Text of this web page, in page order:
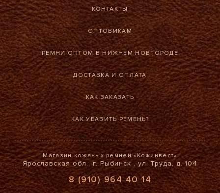
КОНТАКТЫ
ОПТОВИКАМ
РЕМНИ ОПТОМ В НИЖНЕМ НОВГОРОДЕ
ДОСТАВКА И ОПЛАТА
КАК ЗАКАЗАТЬ
КАК УБАВИТЬ РЕМЕНЬ?
Магазин кожаных ремней «Кожинвест»
Ярославская обл., г. Рыбинск , ул. Труда, д. 104
8 (910) 964 40 14